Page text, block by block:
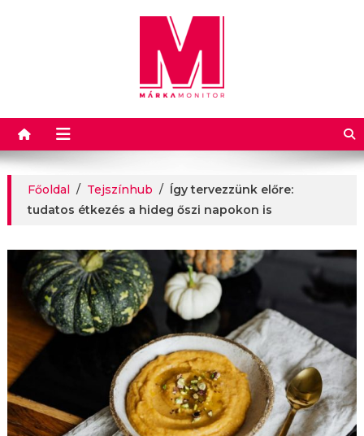
Márkamonitor
Főoldal / Tejszínhub / Így tervezzünk előre:
tudatos étkezés a hideg őszi napokon is